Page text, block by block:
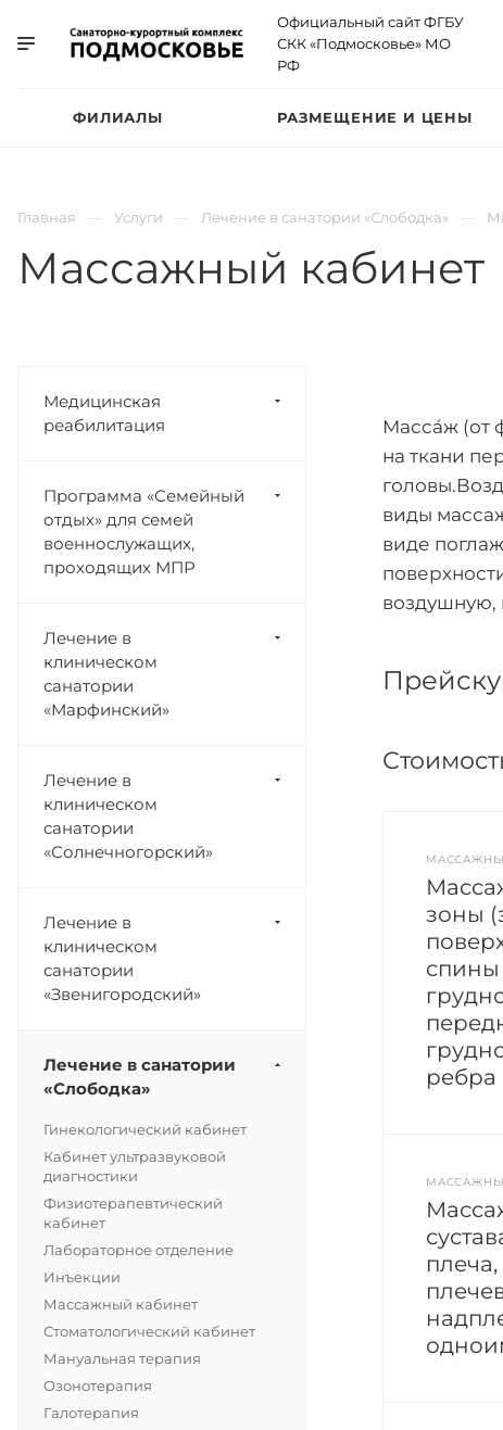
Официальный сайт ФГБУ
СКК «Подмосковье» МО
РФ
ФИЛИАЛЫ РАЗМЕЩЕНИЕ И ЦЕНЫ
Главная Услуги Лечение в санатории «Слободка»
Массажный кабинет
Медицинская
реабилитация
Программа «Семейный
отдых» для семей
военнослужащих,
проходящих МПР
Лечение в
клиническом
санатории
«Марфинский»
Лечение в
клиническом
санатории
«Солнечногорский»
Лечение в
клиническом
санатории
«Звенигородский»
Лечение в санатории
«Слободка»
Гинекологический кабинет
Кабинет ультразвуковой
диагностики
Физиотерапевтический
кабинет
Лабораторное отделение
Инъекции
Массажный кабинет
Стоматологический кабинет
Мануальная терапия
Озонотерапия
Галотерапия
Масса́ж (от
на ткани
виды
виде
воздушную,
зоны
спины
ребра